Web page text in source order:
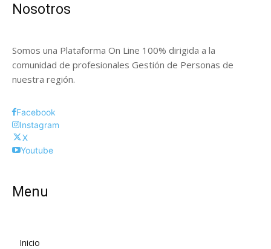
Nosotros
Somos una Plataforma On Line 100% dirigida a la
comunidad de profesionales Gestión de Personas de
nuestra región.
Facebook
Instagram
X
Youtube
Menu
Inicio